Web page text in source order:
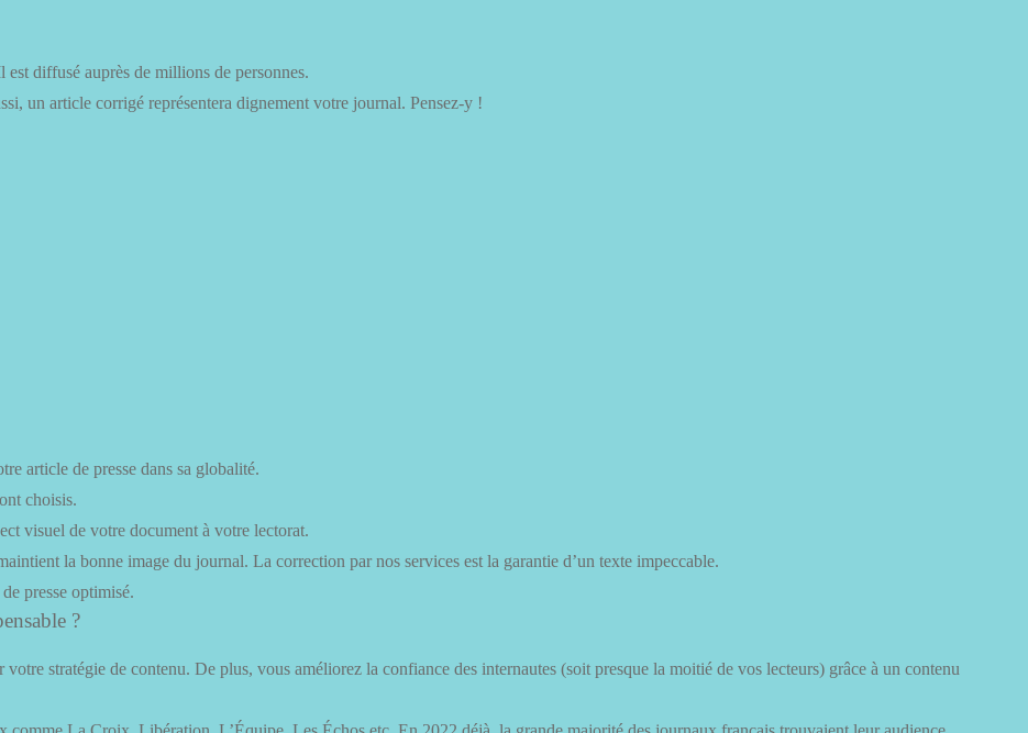
est diffusé auprès de millions de personnes.
un article corrigé représentera dignement votre journal. Pensez-y !
article de presse dans sa globalité.
choisis.
visuel de votre document à votre lectorat.
la bonne image du journal. La correction par nos services est la garantie d’un texte impeccable.
presse optimisé.
?
stratégie de contenu. De plus, vous améliorez la confiance des internautes (soit presque la moitié de vos lecteurs) grâce à un contenu